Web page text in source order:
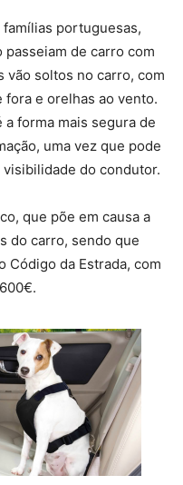
portuguesas,
de carro com
vão soltos no carro, com
fora e orelhas ao vento.
a forma mais segura de
uma vez que pode
do condutor.
que põe em causa a
do carro, sendo que
Código da Estrada, com